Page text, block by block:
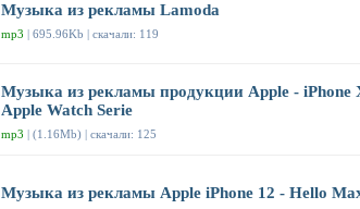
Музыка из рекламы Lamoda
mp3 | 695.96Kb | скачали: 119
Музыка из рекламы продукции Apple - iPhone
Apple Watch Serie
mp3 | (1.16Mb) | скачали: 125
Музыка из рекламы Apple iPhone 12 - Hello